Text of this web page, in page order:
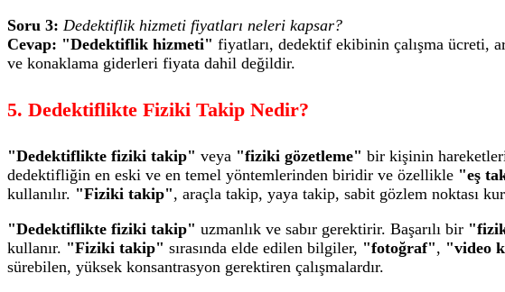
Soru 3: Dedektiflik hizmeti fiyatları neleri kapsar?
Cevap: "Dedektiflik hizmeti" fiyatları, dedektif ekibinin çalışma ücreti,
ve konaklama giderleri fiyata dahil değildir.
5. Dedektiflikte Fiziki Takip Nedir?
"Dedektiflikte fiziki takip" veya "fiziki gözetleme" bir kişinin
dedektifliğin en eski ve en temel yöntemlerinden biridir ve özellikle "eş
kullanılır. "Fiziki takip", araçla takip, yaya takip, sabit gözlem noktası
"Dedektiflikte fiziki takip" uzmanlık ve sabır gerektirir. Başarılı bir
kullanır. "Fiziki takip" sırasında elde edilen bilgiler, "fotoğraf", "video
sürebilen, yüksek konsantrasyon gerektiren çalışmalardır.